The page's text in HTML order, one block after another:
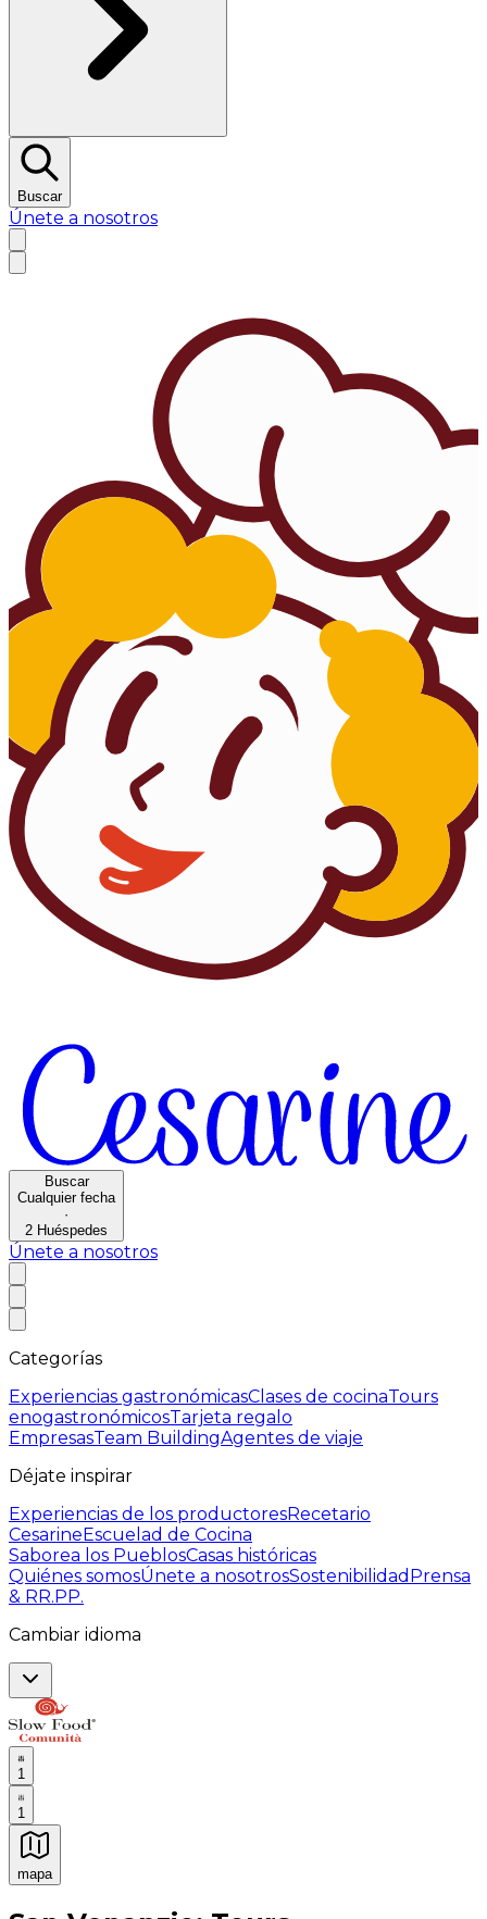
Buscar
Únete a nosotros
Buscar
Cualquier fecha
·
2 Huéspedes
Únete a nosotros
Categorías
Experiencias gastronómicasClases de cocinaTours
enogastronómicosTarjeta regalo
EmpresasTeam BuildingAgentes de viaje
Déjate inspirar
Experiencias de los productoresRecetario
CesarineEscuelad de Cocina
Saborea los PueblosCasas históricas
Quiénes somosÚnete a nosotrosSostenibilidad Prensa
& RR.PP.
Cambiar idioma
1
1
mapa